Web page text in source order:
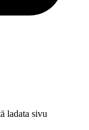
ladata sivu